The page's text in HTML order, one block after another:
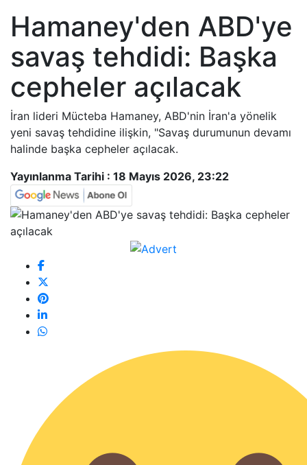
Hamaney'den ABD'ye
savaş tehdidi: Başka
cepheler açılacak
İran lideri Mücteba Hamaney, ABD'nin İran'a yönelik
yeni savaş tehdidine ilişkin, "Savaş durumunun devamı
halinde başka cepheler açılacak.
Yayınlanma Tarihi : 18 Mayıs 2026, 23:22